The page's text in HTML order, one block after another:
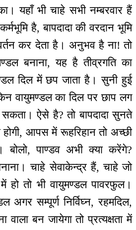
यहाँ भी चाहे सभी नम्बरवार हैं
है, बापदादा की वरदान भूमि
कर देता है। अनुभव है ना! तो
बनाना, यह है तीव्रगति का
दिल में छप जाता है। सुनी हुई
वायुमण्डल का दिल पर छाप लग
ऐसे है? तो बापदादा सुनते
होगी, आपस में रूहरिहान तो अच्छी
पाण्डव अभी क्या करेंगे?
चाहे सेवाकेन्द्र हैं, चाहे जो
हो तो भी वायुमण्डल पावरफुल।
अगर सम्पूर्ण निर्विघ्न, रहमदिल,
बन जायेगा तो प्रत्यक्षता में